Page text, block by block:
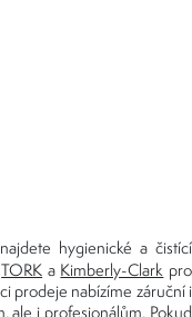
hygienické a čistící
TORK a Kimberly-Clark pro
prodeje nabízíme záruční i
ale i profesionálům. Pokud